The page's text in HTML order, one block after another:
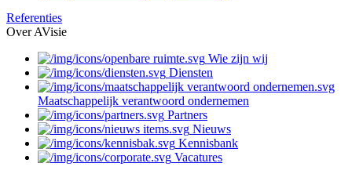
Referenties
Over AVisie
Wie zijn wij
Diensten
Maatschappelijk verantwoord ondernemen
Partners
Nieuws
Kennisbank
Vacatures